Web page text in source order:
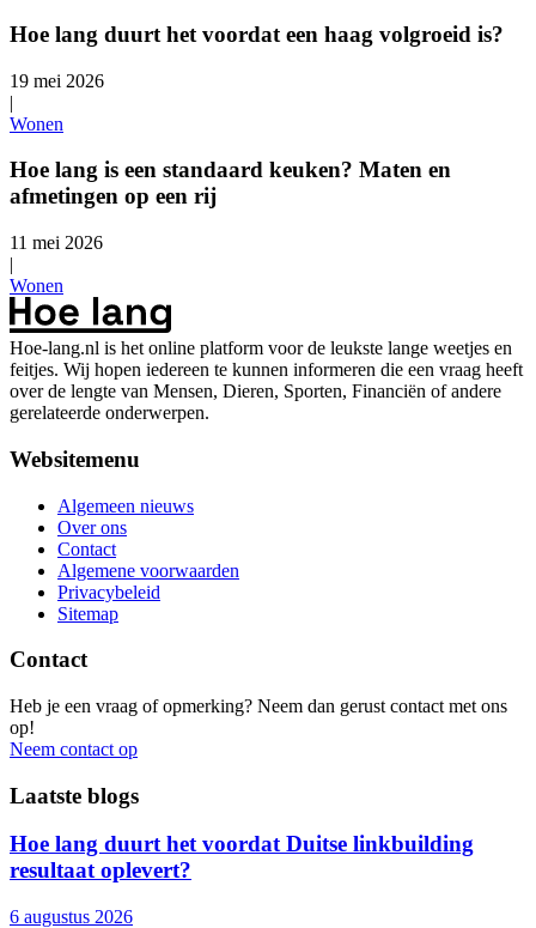
Hoe lang duurt het voordat een haag volgroeid is?
19 mei 2026
|
Wonen
Hoe lang is een standaard keuken? Maten en
afmetingen op een rij
11 mei 2026
|
Wonen
Hoe-lang.nl is het online platform voor de leukste lange weetjes en
feitjes. Wij hopen iedereen te kunnen informeren die een vraag heeft
over de lengte van Mensen, Dieren, Sporten, Financiën of andere
gerelateerde onderwerpen.
Websitemenu
Algemeen nieuws
Over ons
Contact
Algemene voorwaarden
Privacybeleid
Sitemap
Contact
Heb je een vraag of opmerking? Neem dan gerust contact met ons
op!
Neem contact op
Laatste blogs
Hoe lang duurt het voordat Duitse linkbuilding
resultaat oplevert?
6 augustus 2026